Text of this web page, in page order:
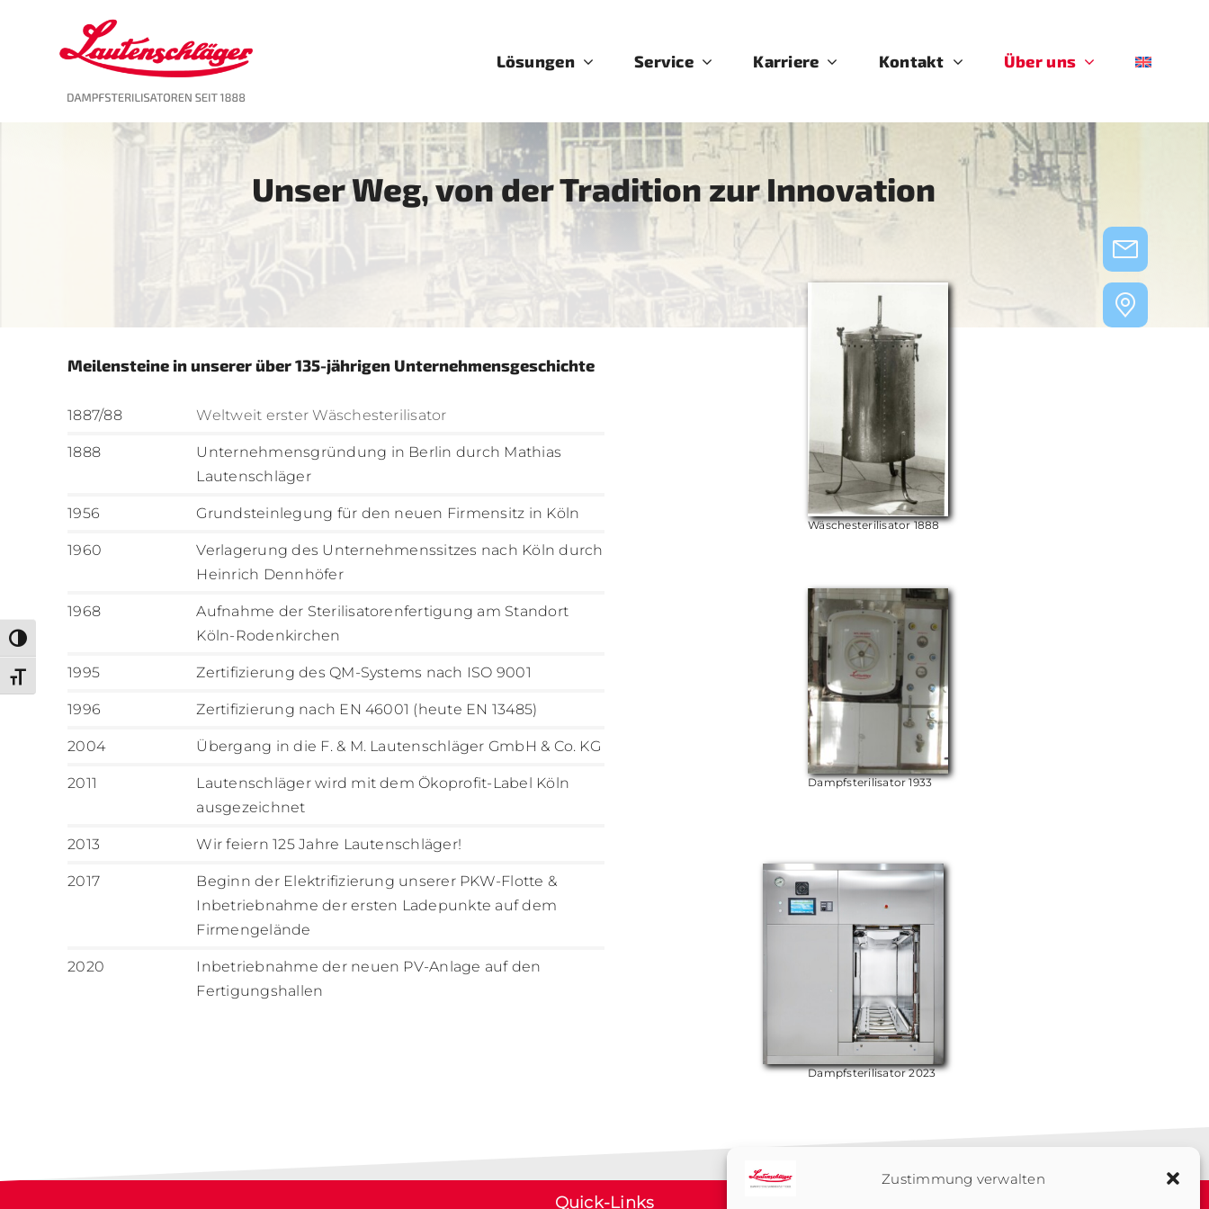
Zustimmung verwalten
Toggle High Contrast
Toggle Font size
Lösungen Service Karriere Kontakt Über uns
Unser Weg, von der Tradition zur Innovation
Meilensteine in unserer über 135-jährigen Unternehmensgeschichte
1887/88 Weltweit erster Wäschesterilisator
1888
Unternehmensgründung in Berlin durch Mathias
Lautenschläger
1956 Grundsteinlegung für den neuen Firmensitz in Köln
1960
Verlagerung des Unternehmenssitzes nach Köln durch
Heinrich Dennhöfer
1968
Aufnahme der Sterilisatorenfertigung am Standort
Köln-Rodenkirchen
1995 Zertifizierung des QM-Systems nach ISO 9001
1996 Zertifizierung nach EN 46001 (heute EN 13485)
2004 Übergang in die F. & M. Lautenschläger GmbH & Co. KG
2011
Lautenschläger wird mit dem Ökoprofit-Label Köln
ausgezeichnet
2013 Wir feiern 125 Jahre Lautenschläger!
2017
Beginn der Elektrifizierung unserer PKW-Flotte &
Inbetriebnahme der ersten Ladepunkte auf dem
Firmengelände
2020
Inbetriebnahme der neuen PV-Anlage auf den
Fertigungshallen
Wäschesterilisator 1888
Dampfsterilisator 1933
Dampfsterilisator 2023
Quick-Links